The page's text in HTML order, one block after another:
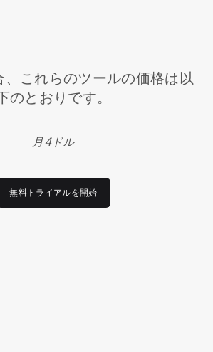
、これらのツールの価格は以
のとおりです。
月4ドル
無料トライアルを開始